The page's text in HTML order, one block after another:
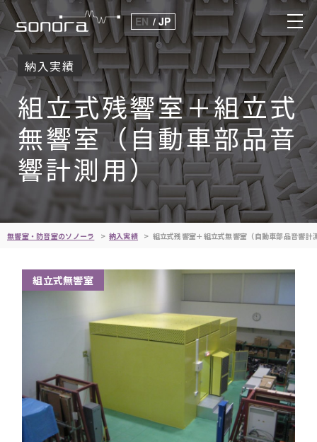
EN JP
納入実績
組立式残響室＋組立式
無響室（自動車部品音
響計測用）
無響室・防音室のソノーラ 納入実績 組立式残響室＋組立式無響室（自動車部品音響計
組立式無響室